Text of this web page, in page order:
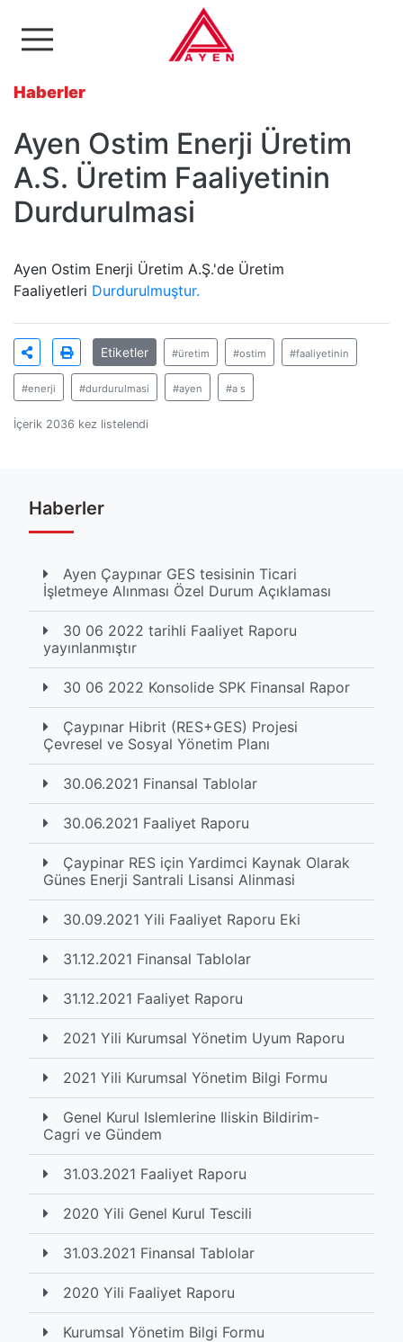
Ayen Enerji A.Ş
Haberler
Ayen Ostim Enerji Üretim
A.S. Üretim Faaliyetinin
Durdurulmasi
Ayen Ostim Enerji Üretim A.Ş.'de Üretim
Faaliyetleri Durdurulmuştur.
Etiketler #üretim #ostim #faaliyetinin
#enerji #durdurulmasi #ayen #a s
İçerik 2036 kez listelendi
Haberler
Ayen Çaypınar GES tesisinin Ticari
İşletmeye Alınması Özel Durum Açıklaması
30 06 2022 tarihli Faaliyet Raporu
yayınlanmıştır
30 06 2022 Konsolide SPK Finansal Rapor
Çaypınar Hibrit (RES+GES) Projesi
Çevresel ve Sosyal Yönetim Planı
30.06.2021 Finansal Tablolar
30.06.2021 Faaliyet Raporu
Çaypinar RES için Yardimci Kaynak Olarak
Günes Enerji Santrali Lisansi Alinmasi
30.09.2021 Yili Faaliyet Raporu Eki
31.12.2021 Finansal Tablolar
31.12.2021 Faaliyet Raporu
2021 Yili Kurumsal Yönetim Uyum Raporu
2021 Yili Kurumsal Yönetim Bilgi Formu
Genel Kurul Islemlerine Iliskin Bildirim-
Cagri ve Gündem
31.03.2021 Faaliyet Raporu
2020 Yili Genel Kurul Tescili
31.03.2021 Finansal Tablolar
2020 Yili Faaliyet Raporu
Kurumsal Yönetim Bilgi Formu